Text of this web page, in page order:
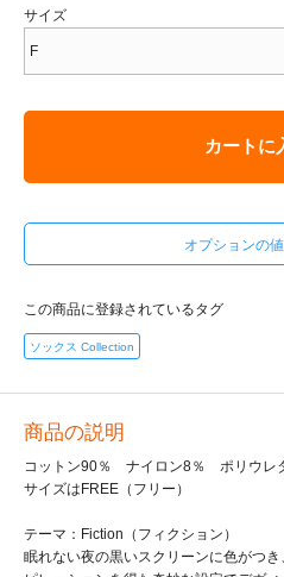
サイズ
カートに
オプションの
この商品に登録されているタグ
ソックス Collection
商品の説明
コットン90％ ナイロン8％ ポリウレ
サイズはFREE（フリー）
テーマ：Fiction（フィクション）
眠れない夜の黒いスクリーンに色がつ